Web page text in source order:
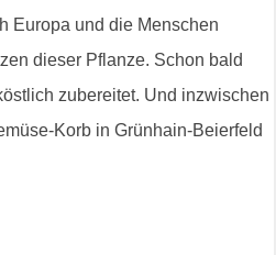
Europa und die Menschen
dieser Pflanze. Schon bald
zubereitet. Und inzwischen
Korb in Grünhain-Beierfeld